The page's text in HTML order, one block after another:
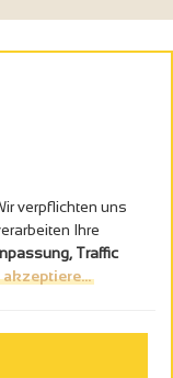
- trinken Sie in
verpflichten uns
Ihre
Traffic